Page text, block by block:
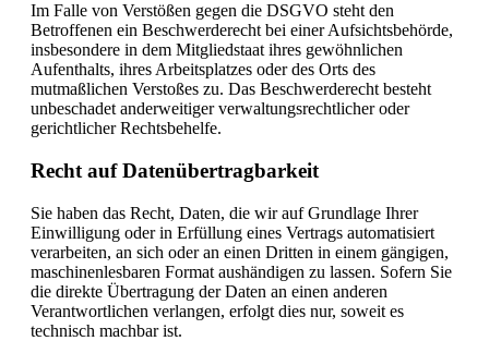
Im Falle von Verstößen gegen die DSGVO steht den
Betroffenen ein Beschwerderecht bei einer Aufsichtsbehörde,
insbesondere in dem Mitgliedstaat ihres gewöhnlichen
Aufenthalts, ihres Arbeitsplatzes oder des Orts des
mutmaßlichen Verstoßes zu. Das Beschwerderecht besteht
unbeschadet anderweitiger verwaltungsrechtlicher oder
gerichtlicher Rechtsbehelfe.
Recht auf Daten­übertrag­barkeit
Sie haben das Recht, Daten, die wir auf Grundlage Ihrer
Einwilligung oder in Erfüllung eines Vertrags automatisiert
verarbeiten, an sich oder an einen Dritten in einem gängigen,
maschinenlesbaren Format aushändigen zu lassen. Sofern Sie
die direkte Übertragung der Daten an einen anderen
Verantwortlichen verlangen, erfolgt dies nur, soweit es
technisch machbar ist.